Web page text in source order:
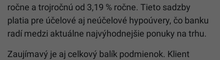
ročne a trojročnú od 3,19 % ročne. Tieto sadzby
platia pre účelové aj neúčelové hypoúvery, čo banku
radí medzi aktuálne najvýhodnejšie ponuky na trhu.
Zaujímavý je aj celkový balík podmienok. Klient